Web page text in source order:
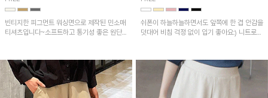
빈티지한 피그먼트 워싱면으로 제작된 민소매
티셔츠입니다~소프트하고 통기성 좋은 원단
쉬폰이 하늘하늘하면서도 앞쪽에 한 겹 안감을
덧대어 비침 걱정 없이 입기 좋아요:) 니트로